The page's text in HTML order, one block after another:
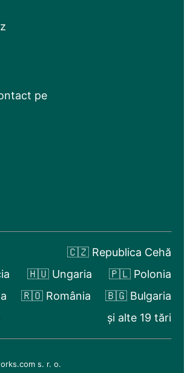
pe
🇨🇿 Republica Cehă
🇭🇺 Ungaria
🇵🇱 Polonia
🇷🇴 România
🇧🇬 Bulgaria
și alte 19 tări
s. r. o.